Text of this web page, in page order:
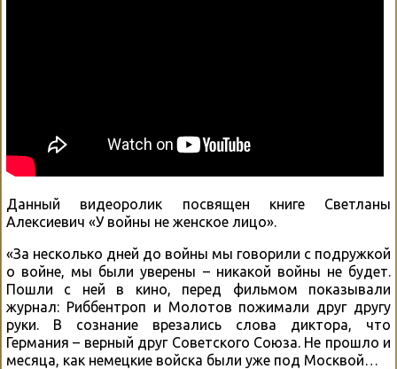
Данный видеоролик посвящен книге Светланы
Алексиевич «У войны не женское лицо».
«За несколько дней до войны мы говорили с подружкой
о войне, мы были уверены – никакой войны не будет.
Пошли с ней в кино, перед фильмом показывали
журнал: Риббентроп и Молотов пожимали друг другу
руки. В сознание врезались слова диктора, что
Германия – верный друг Советского Союза. Не прошло и
месяца, как немецкие войска были уже под Москвой…